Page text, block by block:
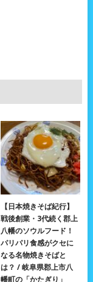
【日本焼きそば紀行】
戦後創業・3代続く郡上
八幡のソウルフード！
パリパリ食感がクセに
なる名物焼きそばと
は？ / 岐阜県郡上市八
幡町の「かたぎり」